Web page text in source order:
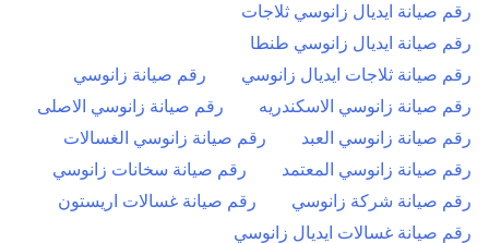
رقم صيانة ايديال زانوسي ثلاجات
رقم صيانة ايديال زانوسي طنطا
رقم صيانة ثلاجات ايديال زانوسي
رقم صيانة زانوسي
رقم صيانة زانوسي الاسكندريه
رقم صيانة زانوسي الاصلى
رقم صيانة زانوسي العبد
رقم صيانة زانوسي الغسالات
رقم صيانة زانوسي المعتمد
رقم صيانة سخانات زانوسي
رقم صيانة شركة زانوسي
رقم صيانة غسالات اريستون
رقم صيانة غسالات ايديال زانوسي